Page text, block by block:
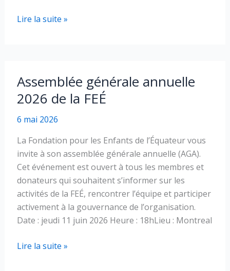
Tu
Robert
Lire la suite »
Assemblée générale annuelle
2026 de la FEÉ
6 mai 2026
La Fondation pour les Enfants de l’Équateur vous
invite à son assemblée générale annuelle (AGA).
Cet événement est ouvert à tous les membres et
donateurs qui souhaitent s’informer sur les
activités de la FEÉ, rencontrer l’équipe et participer
activement à la gouvernance de l’organisation.
Date : jeudi 11 juin 2026 Heure : 18hLieu : Montreal
Assemblée
Lire la suite »